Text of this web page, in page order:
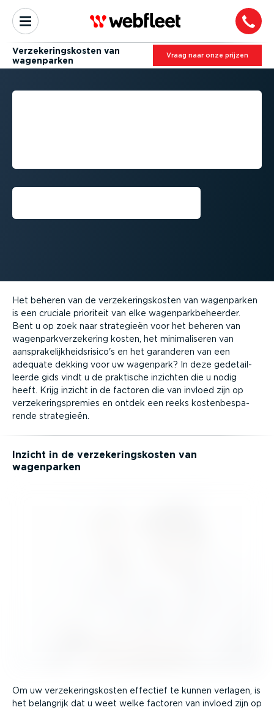
Verze­ke­rings­kosten van
wagenparken
Vraag naar onze prijzen
WAGEN­PARK­VER­ZE­KE­
Het beheren van de verze­ke­rings­kosten van wagenparken
is een cruciale prioriteit van elke wagen­park­be­heerder.
Bent u op zoek naar strategieën voor het beheren van
wagen­park­ver­ze­kering kosten, het minima­li­seren van
aanspra­ke­lijk­heids­risico's en het garanderen van een
adequate dekking voor uw wagenpark? In deze gedetail­
leerde gids vindt u de praktische inzichten die u nodig
heeft. Krijg inzicht in de factoren die van invloed zijn op
verze­ke­rings­premies en ontdek een reeks kosten­be­spa­
rende strategieën.
Inzicht in de verze­ke­rings­kosten van
wagenparken
Om uw verze­ke­rings­kosten effectief te kunnen verlagen, is
het belangrijk dat u weet welke factoren van invloed zijn op